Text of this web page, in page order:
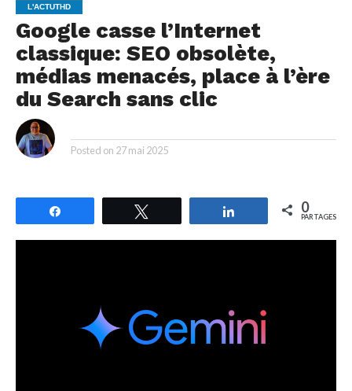
L'ACTUTHD
Google casse l’Internet
classique: SEO obsolète,
médias menacés, place à l’ère
du Search sans clic
Posted on 27 mai 2025
Partagez 0
PARTAGES